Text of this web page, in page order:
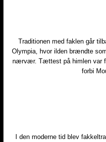
Traditionen med faklen går
Olympia, hvor ilden brændte
nærvær. Tættest på himlen var
forbi
​I den moderne tid blev